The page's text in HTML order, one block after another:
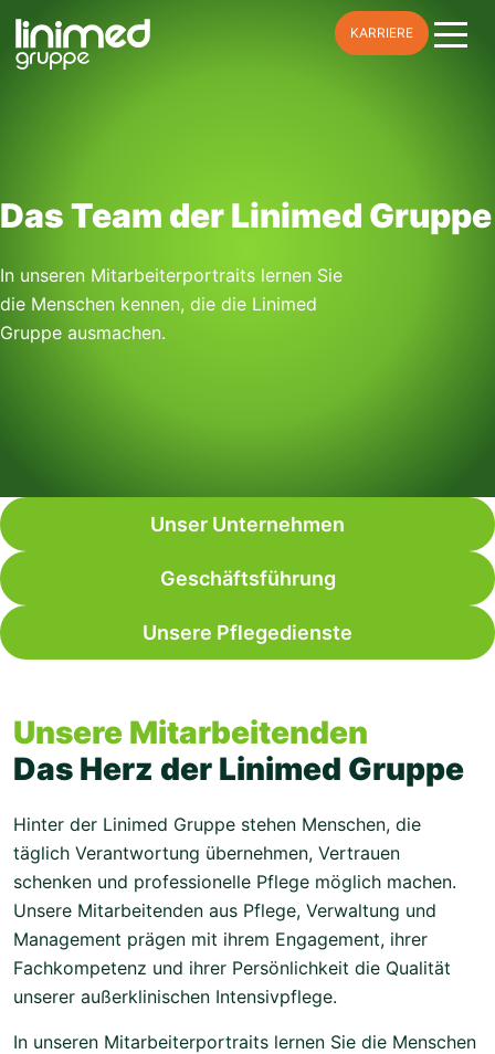
Skip
to
KARRIERE
Das Team der Linimed Gruppe
In unseren Mitarbeiterportraits lernen Sie
die Menschen kennen, die die Linimed
Gruppe ausmachen.
Unser Unternehmen
Geschäftsführung
Unsere Pflegedienste
Unsere Mitarbeitenden
Das Herz der Linimed Gruppe
Hinter der Linimed Gruppe stehen Menschen, die
täglich Verantwortung übernehmen, Vertrauen
schenken und professionelle Pflege möglich machen.
Unsere Mitarbeitenden aus Pflege, Verwaltung und
Management prägen mit ihrem Engagement, ihrer
Fachkompetenz und ihrer Persönlichkeit die Qualität
unserer außerklinischen Intensivpflege.
In unseren Mitarbeiterportraits lernen Sie die Menschen